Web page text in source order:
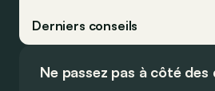
Derniers conseils
Ne passez pas à côté des